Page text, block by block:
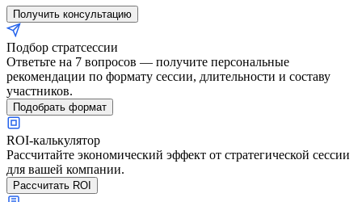
Получить консультацию
Подбор стратсессии
Ответьте на 7 вопросов — получите персональные
рекомендации по формату сессии, длительности и составу
участников.
Подобрать формат
ROI-калькулятор
Рассчитайте экономический эффект от стратегической сессии
для вашей компании.
Рассчитать ROI